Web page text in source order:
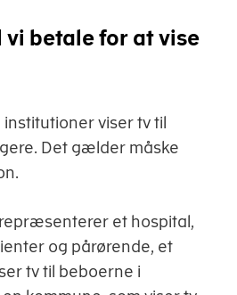
vi betale for at vise
viser tv til
Det gælder måske
et hospital,
og pårørende, et
tv til beboerne i